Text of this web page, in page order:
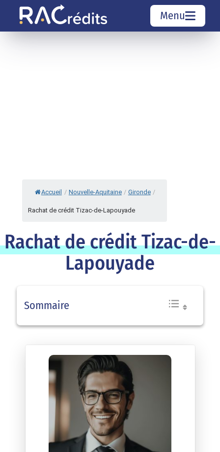
Menu
Accueil / Nouvelle-Aquitaine / Gironde /
Rachat de crédit Tizac-de-Lapouyade
Rachat de crédit Tizac-de-
Lapouyade
Sommaire